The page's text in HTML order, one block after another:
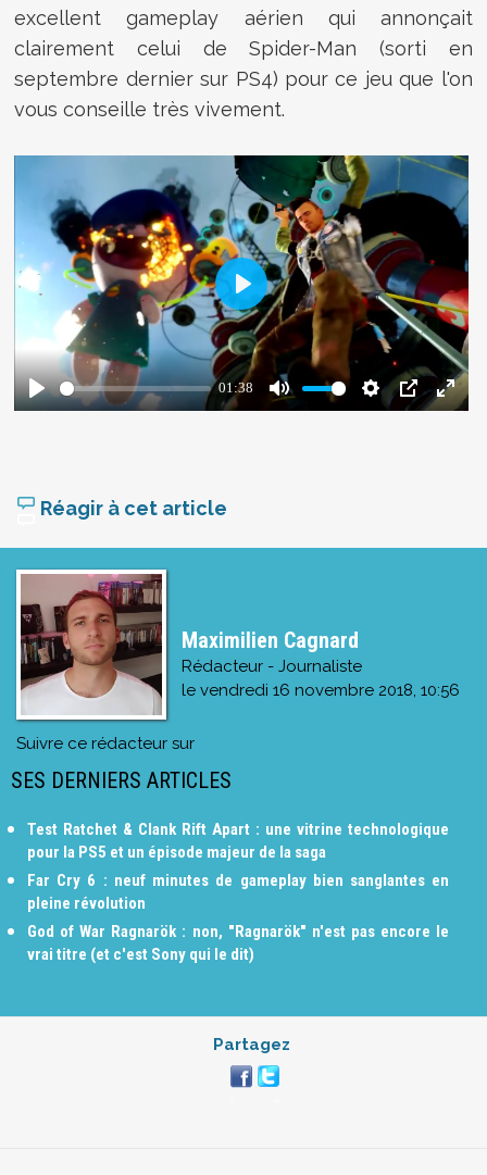
excellent gameplay aérien qui annonçait
clairement celui de Spider-Man (sorti en
septembre dernier sur PS4) pour ce jeu que l'on
vous conseille très vivement.
Réagir à cet article
Maximilien Cagnard
Rédacteur - Journaliste
le vendredi 16 novembre 2018, 10:56
Suivre ce rédacteur sur
SES DERNIERS ARTICLES
Test Ratchet & Clank Rift Apart : une vitrine technologique
pour la PS5 et un épisode majeur de la saga
Far Cry 6 : neuf minutes de gameplay bien sanglantes en
pleine révolution
God of War Ragnarök : non, "Ragnarök" n'est pas encore le
vrai titre (et c'est Sony qui le dit)
Partagez